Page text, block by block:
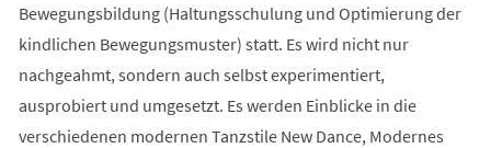
Bewegungsbildung (Haltungsschulung und Optimierung der
kindlichen Bewegungsmuster) statt. Es wird nicht nur
nachgeahmt, sondern auch selbst experimentiert,
ausprobiert und umgesetzt. Es werden Einblicke in die
verschiedenen modernen Tanzstile New Dance, Modernes